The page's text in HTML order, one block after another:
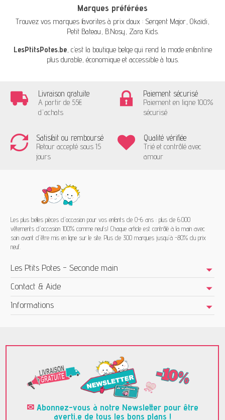
Marques préférées
Trouvez vos marques favorites à prix doux : Sergent Major, Okaïdi,
Petit Bateau, B.Nosy, Zara Kids.
LesPtitsPotes.be, c’est la boutique belge qui rend la mode enfantine
plus durable, économique et accessible à tous.
Livraison gratuite
A partir de 55€
d'achats
Paiement sécurisé
Paiement en ligne 100%
sécurisé
Satisfait ou remboursé
Retour accepté sous 15
jours
Qualité vérifiée
Trié et contrôlé avec
amour
Les plus belles pièces d'occasion pour vos enfants de 0-6 ans : plus de 6.000
vêtements d'occasion 100% comme neufs! Chaque article est contrôlé à la main avec
soin avant d'être mis en ligne sur le site. Plus de 300 marques jusqu'à -80% du prix
neuf.
Les Ptits Potes - Seconde main
Contact & Aide
Informations
✉ Abonnez-vous à notre Newsletter pour être
averti.e de tous les bons plans !